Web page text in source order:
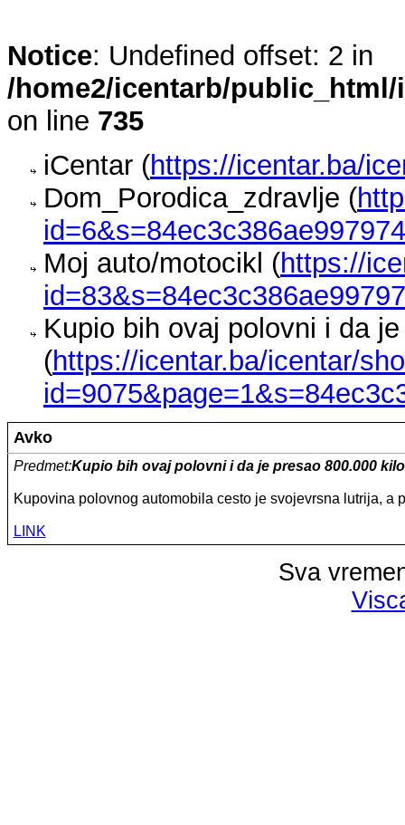
Notice: Undefined offset: 2 in
/home2/icentarb/
on line 735
iCentar (https://icentar.ba/
Dom_Porodica_zdravlje (
Moj auto/motocikl (https://
Kupio bih ovaj polovni i da
(https://icentar.ba/icentar/
Avko
Predmet:Kupio bih ovaj polovni i da je presao 800.000
Kupovina polovnog automobila cesto je svojevrsna lutrija,
LINK
Sva